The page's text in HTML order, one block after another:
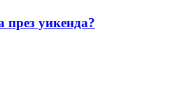
през уикенда?